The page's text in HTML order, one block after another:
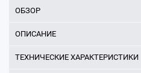
ОБЗОР
ОПИСАНИЕ
ТЕХНИЧЕСКИЕ ХАРАКТЕРИСТИКИ